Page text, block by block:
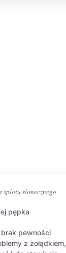
splotu słonecznego
pępka
brak pewności
z żołądkiem,